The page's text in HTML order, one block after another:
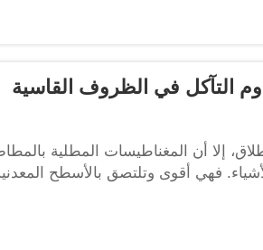
التآكل في الظروف القاسية
إلا أن المغناطيسات المطلية
فهي أقوى وتلتصق بالأسطح